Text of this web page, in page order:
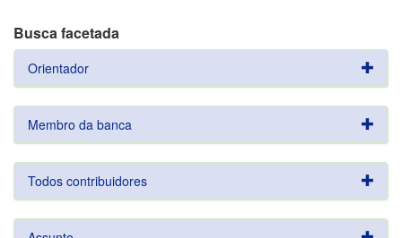
Busca facetada
Orientador
Membro da banca
Todos contribuidores